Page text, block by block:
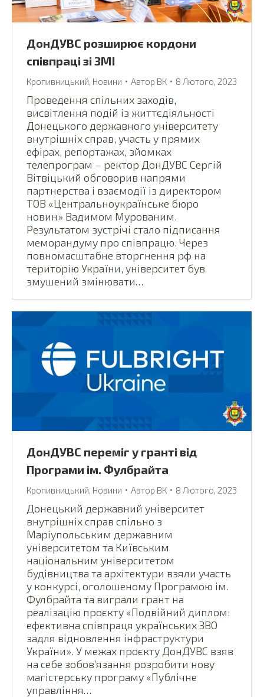
ДонДУВС розширює кордони
співпраці зі ЗМІ
Кропивницький Новини Автор ВК 8 Лютого, 2023
Проведення спільних заходів,
висвітлення подій із життєдіяльності
Донецького державного університету
внутрішніх справ, участь у прямих
ефірах, репортажах, зйомках
телепрограм – ректор ДонДУВС Сергій
Вітвіцький обговорив напрями
партнерства і взаємодії із директором
ТОВ «Центральноукраїнське бюро
новин» Вадимом Мурованим.
Результатом зустрічі стало підписання
меморандуму про співпрацю. Через
повномасштабне вторгнення рф на
територію України, університет був
змушений змінювати…
ДонДУВС переміг у гранті від
Програми ім. Фулбрайта
Кропивницький, Новини Автор ВК 8 Лютого, 2023
Донецький державний університет
внутрішніх справ спільно з
Маріупольським державним
університетом та Київським
національним університетом
будівництва та архітектури взяли участь
у конкурсі, оголошеному Програмою ім.
Фулбрайта та виграли грант на
реалізацію проєкту «Подвійний диплом:
ефективна співпраця українських ЗВО
задля відновлення інфраструктури
України». У межах проєкту ДонДУВС взяв
на себе зобов’язання розробити нову
магістерську програму «Публічне
управління…